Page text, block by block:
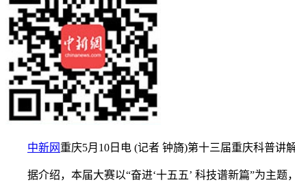
中新网 重庆5月10日电 (记者 钟旖)第十三届重庆科普讲
据介绍，本届大赛以“奋进‘十五五’ 科技谱新篇”为主题